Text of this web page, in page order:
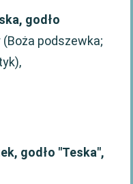
godło
podszewka;
godło "Teska",